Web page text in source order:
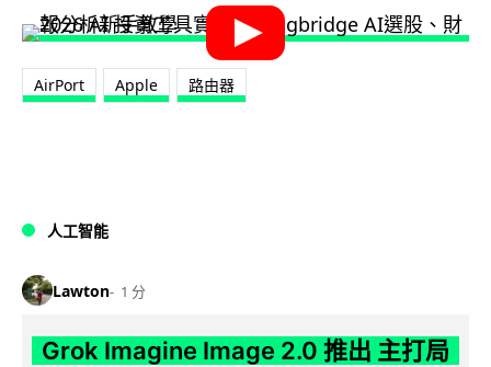
AirPort Apple 路由器
人工智能
Lawton 1 分
Grok Imagine Image 2.0 推出 主打局